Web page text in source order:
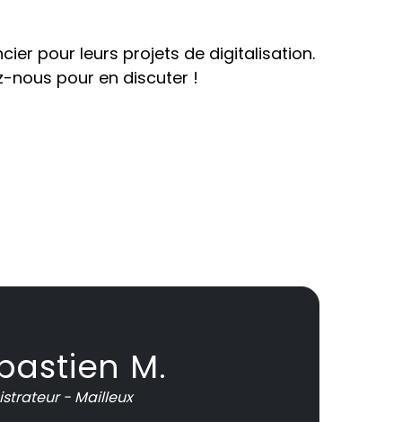
pour leurs projets de digitalisation.
nous pour en discuter !
M.
- Mailleux